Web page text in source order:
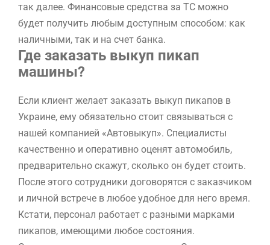
так далее. Финансовые средства за ТС можно
будет получить любым доступным способом: как
наличными, так и на счет банка.
Где заказать выкуп пикап
машины?
Если клиент желает заказать выкуп пикапов в
Украине, ему обязательно стоит связываться с
нашей компанией «Автовыкуп». Специалисты
качественно и оперативно оценят автомобиль,
предварительно скажут, сколько он будет стоить.
После этого сотрудники договорятся с заказчиком
и личной встрече в любое удобное для него время.
Кстати, персонал работает с разными марками
пикапов, имеющими любое состояния.